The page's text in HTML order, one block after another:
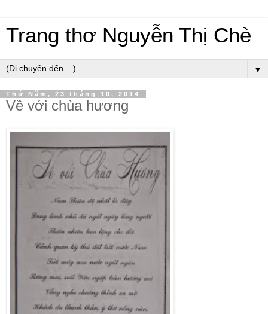
Trang thơ Nguyễn Thị Chè
▼
Thứ Năm, 23 tháng 10, 2014
Về với chùa hương